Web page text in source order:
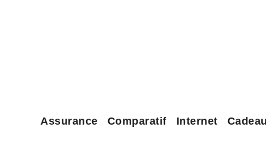
Assurance Comparatif Internet